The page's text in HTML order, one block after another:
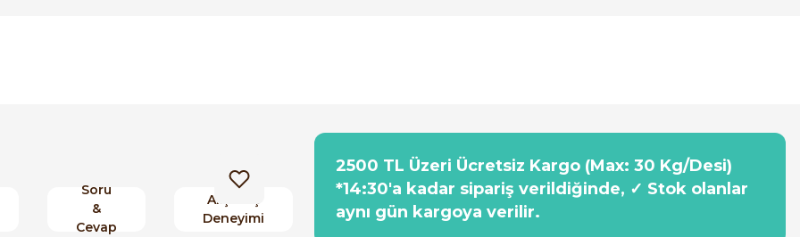
Soru
&
Cevap
Alışveriş
Deneyimi
2500 TL Üzeri Ücretsiz Kargo (Max: 30 Kg/Desi)
*14:30'a kadar sipariş verildiğinde, ✓ Stok olanlar
aynı gün kargoya verilir.